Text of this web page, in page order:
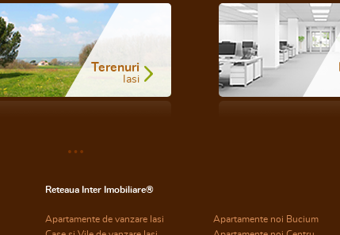
Terenuri
Iasi
Reteaua Inter Imobiliare®
Apartamente de vanzare Iasi
Apartamente noi Bucium